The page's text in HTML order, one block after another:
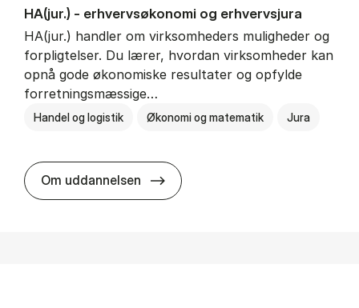
HA(jur.) - erhvervs­økonomi og erhvervs­jura
HA(jur.) handler om virksomheders muligheder og
forpligtelser. Du lærer, hvordan virksomheder kan
opnå gode økonomiske resultater og opfylde
forretningsmæssige…
Handel og logistik Økonomi og matematik Jura
Om uddannelsen HA(jur.) - erhvervs­økonomi og